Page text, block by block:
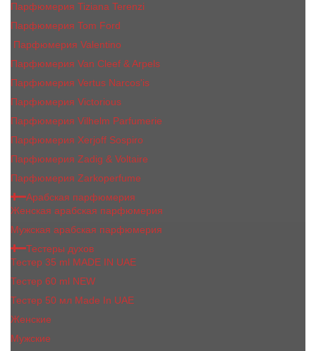
Парфюмерия Tiziana Terenzi
Парфюмерия Tom Ford
Парфюмерия Valentino
Парфюмерия Van Cleef & Arpels
Парфюмерия Vertus Narcos'is
Парфюмерия Victorious
Парфюмерия Vilhelm Parfumerie
Парфюмерия Xerjoff Sospiro
Парфюмерия Zadig & Voltaire
Парфюмерия Zarkoperfume
Арабская парфюмерия
Женская арабская парфюмерия
Мужская арабская парфюмерия
Тестеры духов
Тестер 35 ml MADE IN UAE
Тестер 60 ml NEW
Тестер 50 мл Made In UAE
Женские
Мужские